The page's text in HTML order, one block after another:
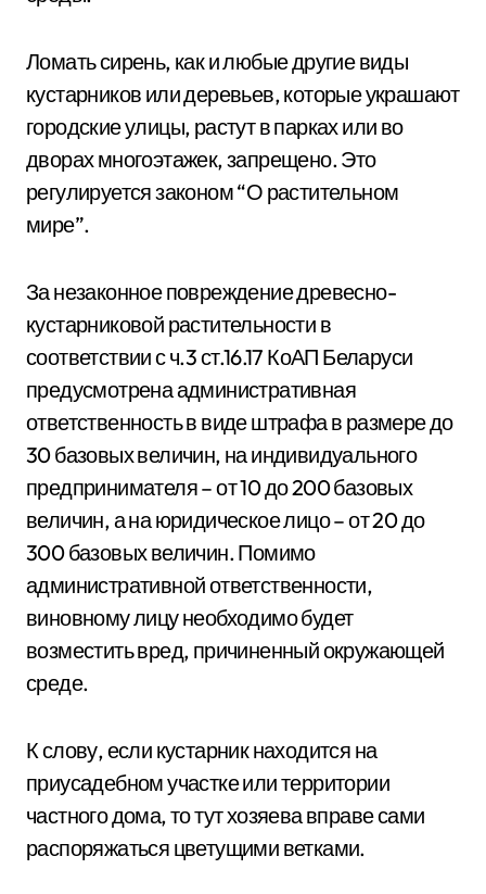
Ломать сирень, как и любые другие виды
кустарников или деревьев, которые украшают
городские улицы, растут в парках или во
дворах многоэтажек, запрещено. Это
регулируется законом “О растительном
мире”.
За незаконное повреждение древесно-
кустарниковой растительности в
соответствии с ч.3 ст.16.17 КоАП Беларуси
предусмотрена административная
ответственность в виде штрафа в размере до
30 базовых величин, на индивидуального
предпринимателя – от 10 до 200 базовых
величин, а на юридическое лицо – от 20 до
300 базовых величин. Помимо
административной ответственности,
виновному лицу необходимо будет
возместить вред, причиненный окружающей
среде.
К слову, если кустарник находится на
приусадебном участке или территории
частного дома, то тут хозяева вправе сами
распоряжаться цветущими ветками.